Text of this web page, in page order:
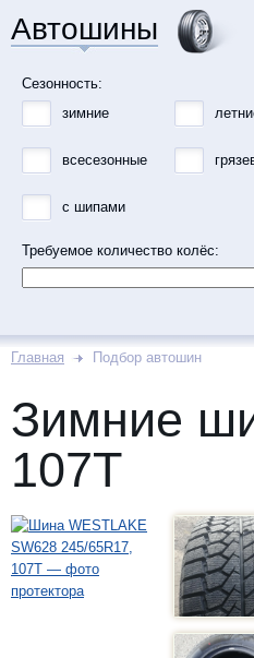
Автошины
Сезонность:
зимние
всесезонные
с шипами
Требуемое количество колёс:
Главная Подбор автошин
Зимние
107T